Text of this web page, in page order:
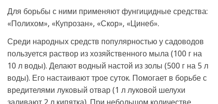
Для борьбы с ними применяют фунгицидные средства:
«Полихом», «Купрозан», «Скор», «Цинеб».
Среди народных средств популярностью у садоводов
пользуется раствор из хозяйственного мыла (100 г на
10 л воды). Делают водный настой из золы (500 г на 5 л
воды). Его настаивают трое суток. Помогает в борьбе с
вредителями луковый отвар (1 л луковой шелухи
заливают 2 л кипятка). При небольшом количестве